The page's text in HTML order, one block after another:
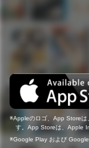
Appleのロゴ、App Storeは
す。App Storeは、Apple
Google Play および